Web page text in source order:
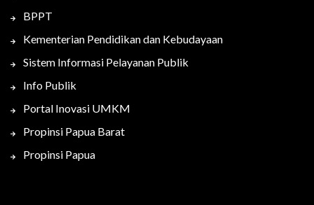
BPPT
Kementerian Pendidikan dan Kebudayaan
Sistem Informasi Pelayanan Publik
Info Publik
Portal Inovasi UMKM
Propinsi Papua Barat
Propinsi Papua